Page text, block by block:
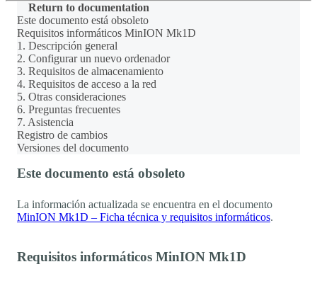
Return to documentation
Este documento está obsoleto
Requisitos informáticos MinION Mk1D
1. Descripción general
2. Configurar un nuevo ordenador
3. Requisitos de almacenamiento
4. Requisitos de acceso a la red
5. Otras consideraciones
6. Preguntas frecuentes
7. Asistencia
Registro de cambios
Versiones del documento
Este documento está obsoleto
La información actualizada se encuentra en el documento
MinION Mk1D – Ficha técnica y requisitos informáticos.
Requisitos informáticos MinION Mk1D